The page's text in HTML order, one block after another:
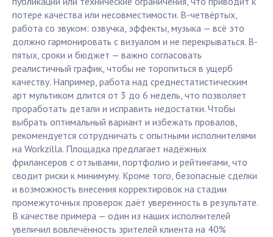
потере качества или несовместимости. В-четвёртых,
работа со звуком: озвучка, эффекты, музыка — всё это
должно гармонировать с визуалом и не перекрываться. В-
пятых, сроки и бюджет — важно согласовать
реалистичный график, чтобы не торопиться в ущерб
качеству. Например, работа над среднестатистическим
арт мультиком длится от 3 до 6 недель, что позволяет
проработать детали и исправить недостатки. Чтобы
выбрать оптимальный вариант и избежать провалов,
рекомендуется сотрудничать с опытными исполнителями
на Workzilla. Площадка предлагает надёжных
фрилансеров с отзывами, портфолио и рейтингами, что
сводит риски к минимуму. Кроме того, безопасные сделки
и возможность внесения корректировок на стадии
промежуточных проверок даёт уверенность в результате.
В качестве примера — один из наших исполнителей
увеличил вовлечённость зрителей клиента на 40%